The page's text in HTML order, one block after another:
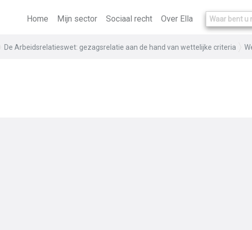
Home Mijn sector Sociaal recht Over Ella
De Arbeidsrelatieswet: gezagsrelatie aan de hand van wettelijke criteria